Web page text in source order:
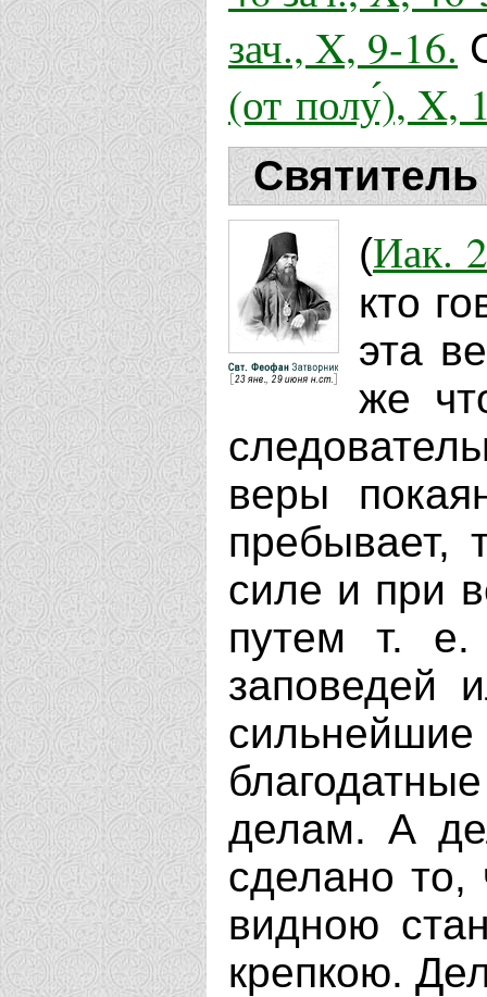
зач., X, 9-16.
(от полу́), X,
(Иак.
кто
эта
же
веры
пребывает,
силе и при
путем т. е.
заповедей
делам. А
сделано то,
видною
крепкою.